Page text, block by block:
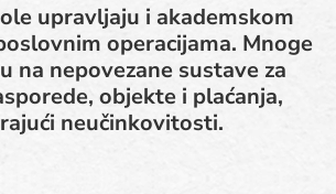
upravljaju i akademskom
operacijama. Mnoge
na nepovezane sustave za
objekte i plaćanja,
neučinkovitosti.